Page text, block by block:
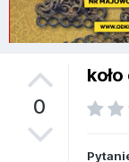
0